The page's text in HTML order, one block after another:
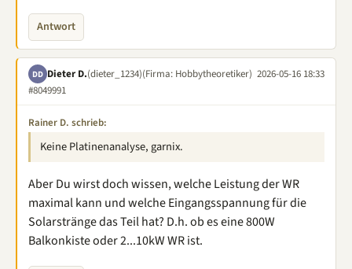
Antwort
DD Dieter D.(dieter_1234)(Firma: Hobbytheoretiker) 2026-05-16 18:33
#8049991
Rainer D. schrieb:
Keine Platinenanalyse, garnix.
Aber Du wirst doch wissen, welche Leistung der WR
maximal kann und welche Eingangsspannung für die
Solarstränge das Teil hat? D.h. ob es eine 800W
Balkonkiste oder 2...10kW WR ist.